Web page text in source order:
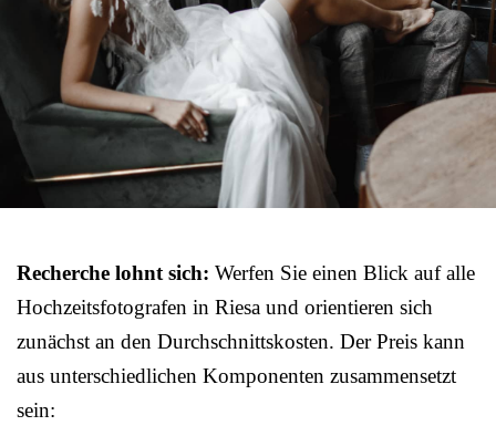
Recherche lohnt sich: Werfen Sie einen Blick auf alle
Hochzeitsfotografen in Riesa und orientieren sich
zunächst an den Durchschnittskosten. Der Preis kann
aus unterschiedlichen Komponenten zusammensetzt
sein: